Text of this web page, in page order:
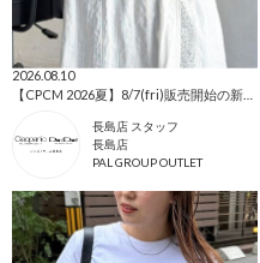
2026.08.10
長島店 スタッフ
長島店
PAL GROUP OUTLET